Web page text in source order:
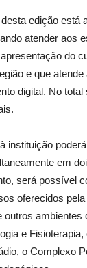
edição está
atender aos
do
e que
digital. No
instituição
em
será possível
oferecidos
outros ambientes
e Fisioterapia,
o Complexo